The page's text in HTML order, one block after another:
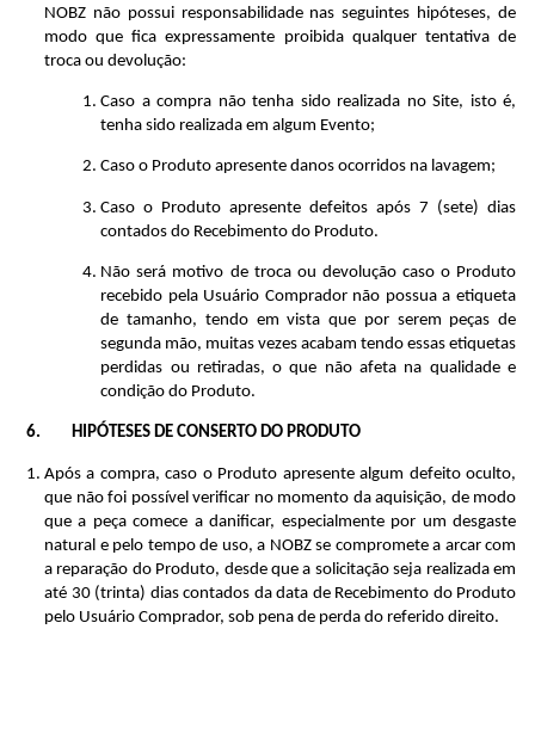
NOBZ não possui responsabilidade nas seguintes hipóteses, de
modo que fica expressamente proibida qualquer tentativa de
troca ou devolução:
Caso a compra não tenha sido realizada no Site, isto é,
tenha sido realizada em algum Evento;
Caso o Produto apresente danos ocorridos na lavagem;
Caso o Produto apresente defeitos após 7 (sete) dias
contados do Recebimento do Produto.
Não será motivo de troca ou devolução caso o Produto
recebido pela Usuário Comprador não possua a etiqueta
de tamanho, tendo em vista que por serem peças de
segunda mão, muitas vezes acabam tendo essas etiquetas
perdidas ou retiradas, o que não afeta na qualidade e
condição do Produto.
HIPÓTESES DE CONSERTO DO PRODUTO
Após a compra, caso o Produto apresente algum defeito oculto,
que não foi possível verificar no momento da aquisição, de modo
que a peça comece a danificar, especialmente por um desgaste
natural e pelo tempo de uso, a NOBZ se compromete a arcar com
a reparação do Produto, desde que a solicitação seja realizada em
até 30 (trinta) dias contados da data de Recebimento do Produto
pelo Usuário Comprador, sob pena de perda do referido direito.